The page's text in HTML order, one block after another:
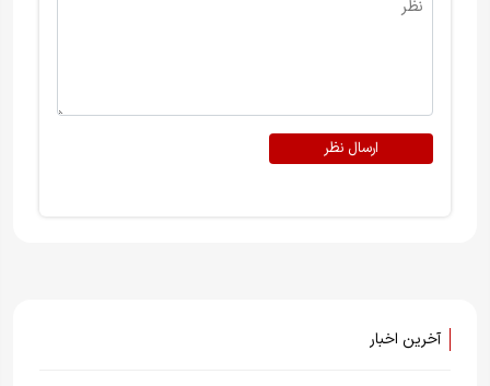
ارسال نظر
آخرین اخبار